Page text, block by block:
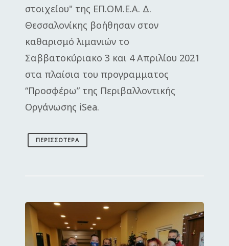
στοιχείου" της ΕΠ.ΟΜ.Ε.Α. Δ.
Θεσσαλονίκης βοήθησαν στον
καθαρισμό λιμανιών το
Σαββατοκύριακο 3 και 4 Απριλίου 2021
στα πλαίσια του προγραμματος
“Προσφέρω” της Περιβαλλοντικής
Οργάνωσης iSea.
ΠΕΡΙΣΣΌΤΕΡΑ